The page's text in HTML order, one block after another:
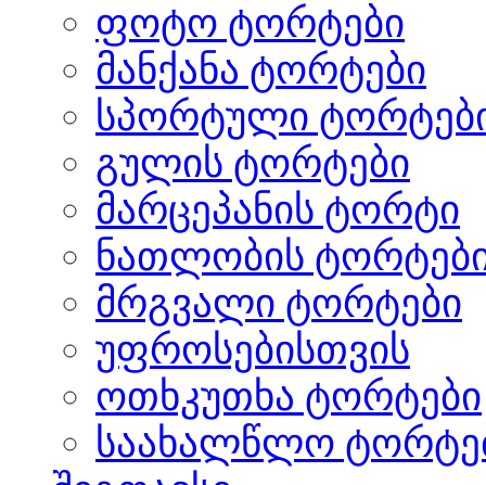
ფოტო ტორტები
მანქანა ტორტები
სპორტული
გულის ტორტები
მარცეპანის ტორტი
ნათლობის
მრგვალი ტორტები
უფროსებისთვის
ოთხკუთხა ტორტები
საახალწლო